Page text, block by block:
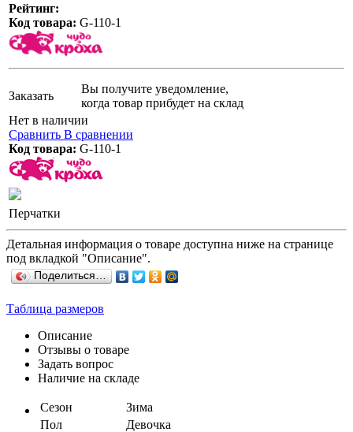
Рейтинг:
Код товара: G-110-1
Заказать
Вы получите уведомление,
когда товар прибудет на склад
Нет в наличии
Сравнить В сравнении
Код товара: G-110-1
Перчатки
Детальная информация о товаре доступна ниже на странице
под вкладкой "Описание".
Поделиться…
Таблица размеров
Описание
Отзывы о товаре
Задать вопрос
Наличие на складе
Сезон
Зима
Пол
Девочка